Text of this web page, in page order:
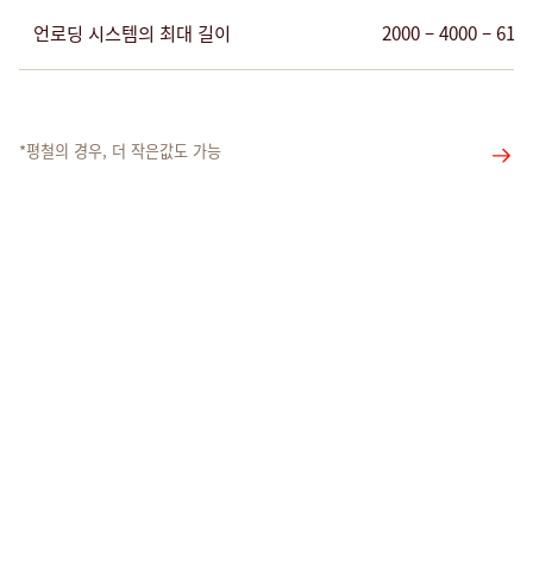
언로딩 시스템의 최대 길이 2000 – 4000 –
*평철의 경우, 더 작은값도 가능